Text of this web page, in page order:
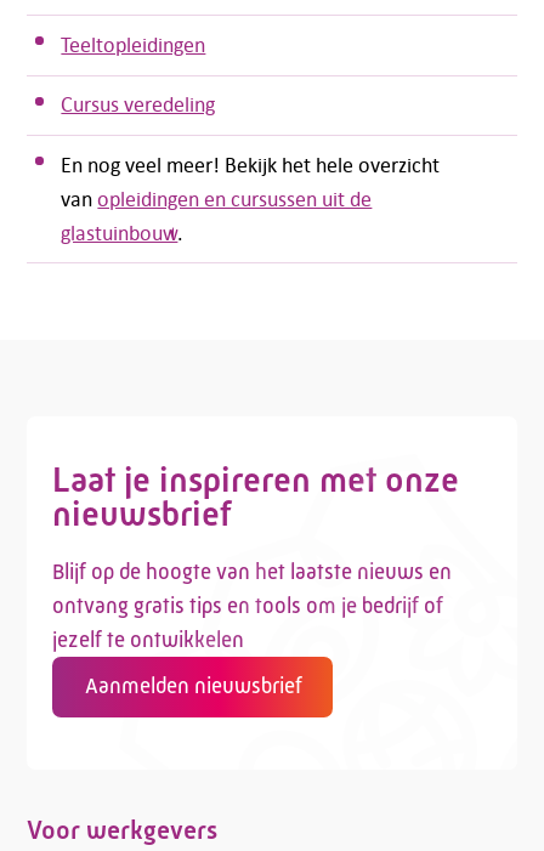
Teeltopleidingen
Cursus veredeling
En nog veel meer! Bekijk het hele overzicht
vanopleidingen en cursussen uit de
glastuinbouw.
Laat je inspireren met onze
nieuwsbrief
Blijf op de hoogte van het laatste nieuws en
ontvang gratis tips en tools om je bedrijf of
jezelf te ontwikkelen
Aanmelden nieuwsbrief
Voor werkgevers